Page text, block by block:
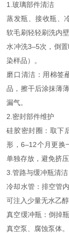
1.玻璃部件清洁
蒸发瓶、接收瓶、
软毛刷轻轻刷洗内
水冲洗3–5次，倒
染样品）。
磨口清洁：用棉签
品，擦干后涂抹薄
漏气。
2.密封部件维护
硅胶密封圈：取下
形，6–12个月更换
单独存放，避免挤
3.管路与缓冲瓶清洁
冷却水管：排空管
可注入少量无水乙
真空缓冲瓶：倒掉
真空泵、腐蚀泵体。